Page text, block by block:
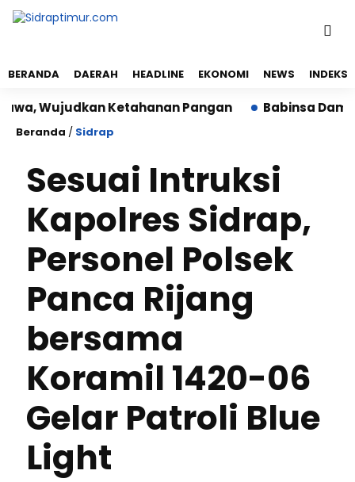
BERANDA DAERAH HEADLINE EKONOMI NEWS INDEKS
Wujudkan Ketahanan Pangan Babinsa
Beranda / Sidrap
Sesuai Intruksi
Kapolres Sidrap,
Personel Polsek
Panca Rijang
bersama
Koramil 1420-06
Gelar Patroli Blue
Light